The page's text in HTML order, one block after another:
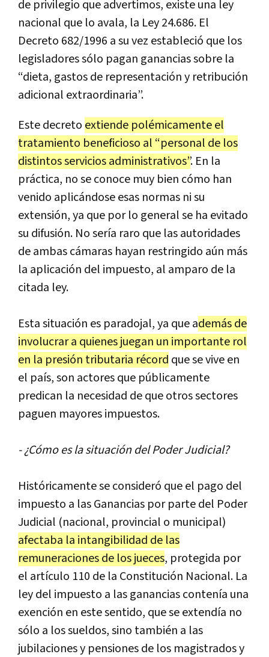
de privilegio que advertimos, existe una ley
nacional que lo avala, la Ley 24.686. El
Decreto 682/1996 a su vez estableció que los
legisladores sólo pagan ganancias sobre la
“dieta, gastos de representación y retribución
adicional extraordinaria”.
Estedecreto extiende polémicamenteel
tratamiento beneficioso al “personal de los
distintosserviciosadministrativos”. En la
práctica, noseconoce muy bien cómo han
venido aplicándoseesas normas nisu
extensión,ya que por lo generalse ha evitado
su difusión. Nosería raro que lasautoridades
deambascámaras hayan restringido aún más
la aplicación del impuesto, al amparo de la
citada ley.
Estasituación es paradojal,ya queademásde
involucrara quienesjuegan un importante rol
en la presión tributaria récord queseviveen
el país,son actoresque públicamente
predican la necesidad dequeotrossectores
paguen mayoresimpuestos.
- ¿Cómo es lasituación del PoderJudicial?
Históricamenteseconsideró queel pago del
impuesto a lasGanancias por partedel Poder
Judicial (nacional, provincial o municipal)
afectaba la intangibilidad de las
remuneracionesde losjueces, protegida por
el artículo 110 de la Constitución Nacional. La
leydel impuesto a lasgananciascontenía una
exención en estesentido, queseextendía no
sólo a lossueldos,sino también a las
jubilacionesy pensionesde los magistradosy